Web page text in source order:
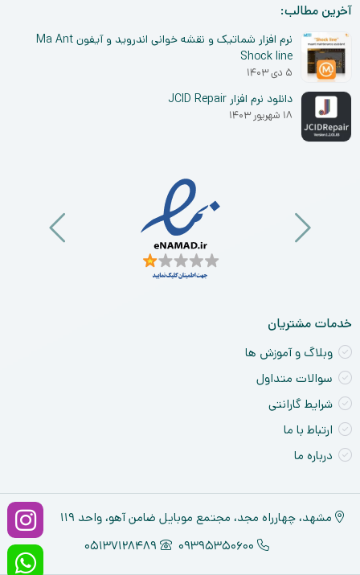
آخرین مطالب:
نرم افزار شماتیک و نقشه خوانی اندروید و آیفون Ma Ant
Shock line
۵ دی ۱۴۰۳
دانلود نرم افزار JCID Repair
۱۸ شهریور ۱۴۰۳
خدمات مشتریان
وبلاگ و آموزش ها
سوالات متداول
شرایط گارانتی
ارتباط با ما
درباره ما
مشهد، چهارراه مجد، مجتمع موبایل ضامن آهو، واحد ۱۱۹
09395350600
05137128489